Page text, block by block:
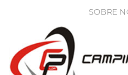
SOBRE